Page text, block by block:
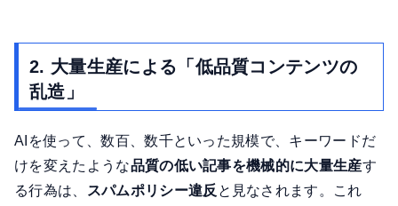
2. 大量生産による「低品質コンテンツの
乱造」
AIを使って、数百、数千といった規模で、キーワードだ
けを変えたような品質の低い記事を機械的に大量生産す
る行為は、
スパムポリシー違反 と見なされます。これ